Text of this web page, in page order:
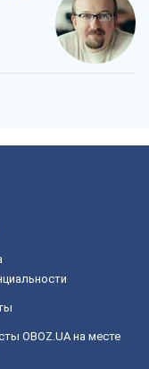
OBOZ.UA на месте